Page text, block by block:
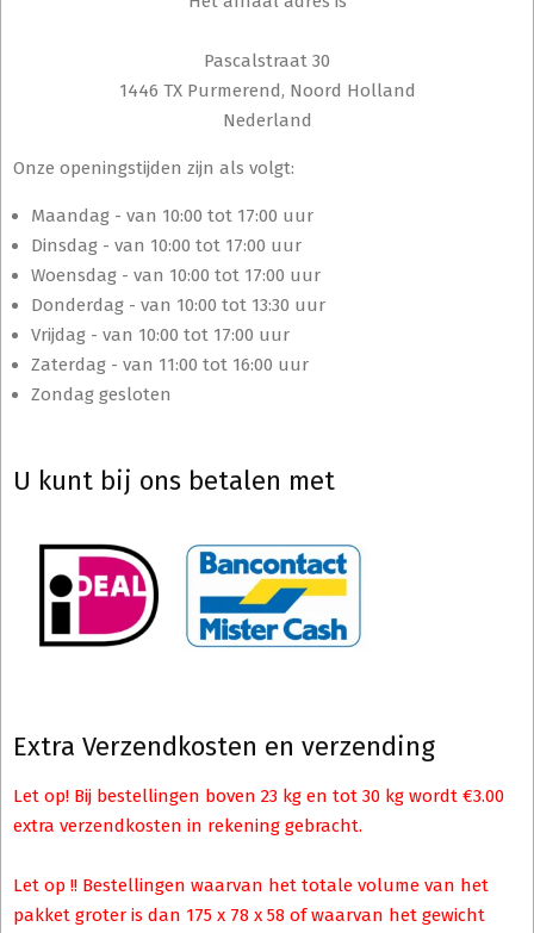
Pascalstraat 30
1446 TX Purmerend, Noord Holland
Nederland
Onze openingstijden zijn als volgt:
Maandag - van 10:00 tot 17:00 uur
Dinsdag - van 10:00 tot 17:00 uur
Woensdag - van 10:00 tot 17:00 uur
Donderdag - van 10:00 tot 13:30 uur
Vrijdag - van 10:00 tot 17:00 uur
Zaterdag - van 11:00 tot 16:00 uur
Zondag gesloten
U kunt bij ons betalen met
Extra Verzendkosten en verzending
Let op! Bij bestellingen boven 23 kg en tot 30 kg wordt €3.00
extra verzendkosten in rekening gebracht.
Let op !! Bestellingen waarvan het totale volume van het
pakket groter is dan 175 x 78 x 58 of waarvan het gewicht